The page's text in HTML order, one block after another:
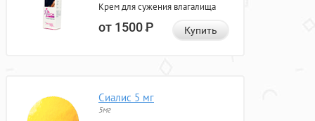
Крем для сужения влагалища
от 1500Р Купить
Сиалис 5 мг
5мг